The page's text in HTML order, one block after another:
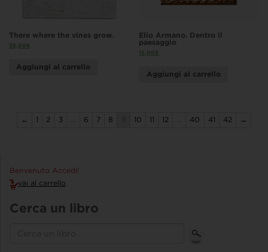
There where the vines grow.
35,00€
Aggiungi al carrello
Elio Armano. Dentro il
paesaggio
15,00€
Aggiungi al carrello
← 1 2 3 … 6 7 8 10 11 12 … 40 41 42 →
Benvenuto Accedi!
vai al carrello
Cerca un libro